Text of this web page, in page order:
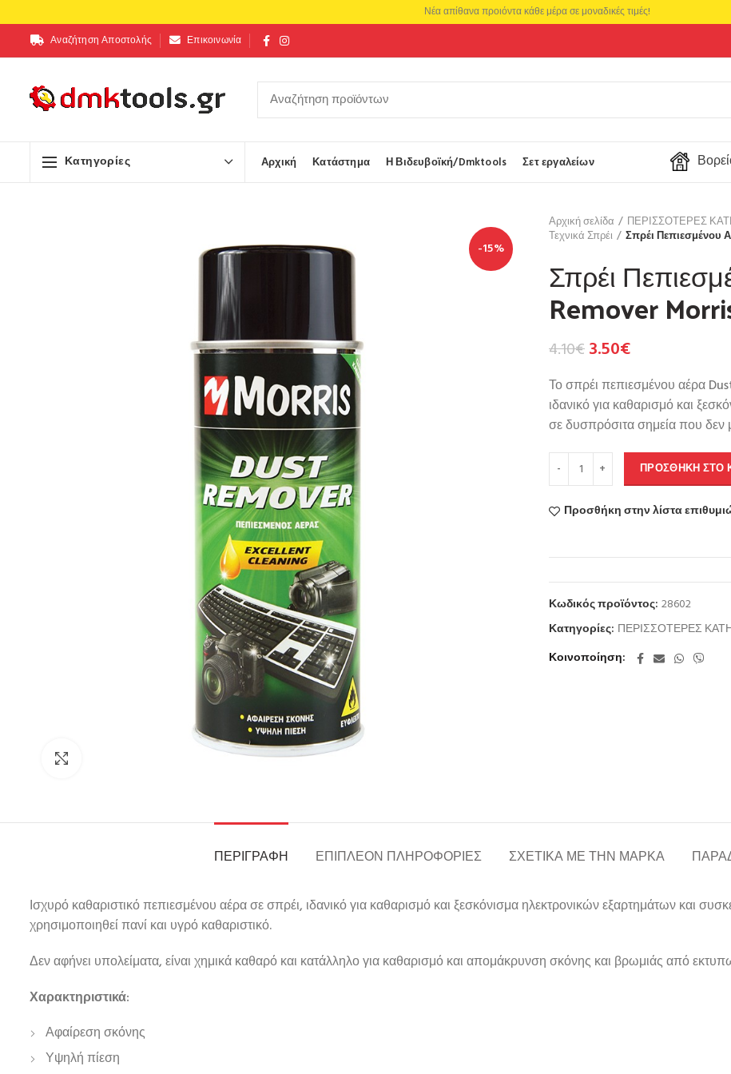
Αναζήτηση Αποστολής Επικοινωνία
Κατηγορίες Αρχική Κατάστημα Η Βιδευβοϊκή/Dmktools Σετ εργαλείων
-15%
Αρχική σελίδα ΠΕΡΙΣΣΟΤΕΡΕΣ
Τεχνικά Σπρέι
Σπρέι Πεπιεσμένου
Σπρέι
Remover
4.10€3.50€
Το σπρέι πεπιεσμένου αέρα
ιδανικό για καθαρισμό και
σε δυσπρόσιτα σημεία που δεν
ΠΡΟΣΘΉΚΗ ΣΤΟ
Προσθήκη στην λίστα
Κωδικός προϊόντος: 28602
Κατηγορίες: ΠΕΡΙΣΣΟΤΕΡΕΣ
Κοινοποίηση
ΠΕΡΙΓΡΑΦΉ ΕΠΙΠΛΈΟΝ ΠΛΗΡΟΦΟΡΊΕΣ ΣΧΕΤΙΚΆ ΜΕ ΤΗΝ ΜΆΡΚΑ
Ισχυρό καθαριστικό πεπιεσμένου αέρα σε σπρέι, ιδανικό για καθαρισμό και ξεσκόνισμα ηλεκτρονικών εξαρτημάτων και
χρησιμοποιηθεί πανί και υγρό καθαριστικό.
Δεν αφήνει υπολείματα, είναι χημικά καθαρό και κατάλληλο για καθαρισμό και απομάκρυνση σκόνης και βρωμιάς από
Χαρακτηριστικά:
Αφαίρεση σκόνης
Υψηλή πίεση
Νέα απίθανα προιόντα κάθε μέρα σε μοναδικές τιμές!